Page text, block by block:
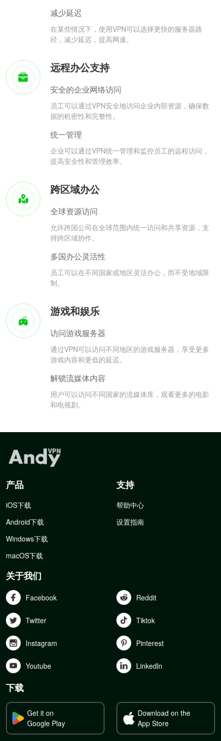
减少延迟
在某些情况下，使用VPN可以选择更快的服务器路
径，减少延迟，提高网速。
远程办公支持
安全的企业网络访问
员工可以通过VPN安全地访问企业内部资源，确保数
据的机密性和完整性。
统一管理
企业可以通过VPN统一管理和监控员工的远程访问，
提高安全性和管理效率。
跨区域办公
全球资源访问
允许跨国公司在全球范围内统一访问和共享资源，支
持跨区域协作。
多国办公灵活性
员工可以在不同国家或地区灵活办公，而不受地域限
制。
游戏和娱乐
访问游戏服务器
通过VPN可以访问不同地区的游戏服务器，享受更多
游戏内容和更低的延迟。
解锁流媒体内容
用户可以访问不同国家的流媒体库，观看更多的电影
和电视剧。
产品
iOS下载
Android下载
Windows下载
macOS下载
支持
帮助中心
设置指南
关于我们
Facebook Reddit
Twitter Tiktok
Instagram Pinterest
Youtube Linkedln
下载
Get it on
Google Play
Download on the
App Store